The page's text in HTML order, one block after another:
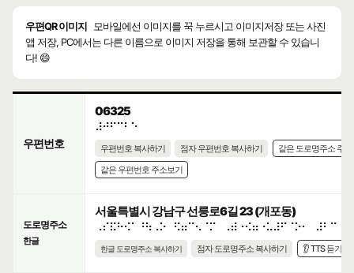
우편QR 이미지
모바일에선 이미지를 꾹 누르시고 이미지저장 또는 사진
앱 저장, PC에서는 다른 이름으로 이미지 저장을 통해 보관할 수 있습니
다! 😄
우편번호
06325
⠼⠚⠋⠉⠃⠑
우편번호 복사하기 점자 우편번호 복사하기
같은 도로명주소 주
같은 우편번호 주소보기
도로명주소
한글
서울특별시 강남구 선릉로6길 23 (개포동)
⠠⠎⠯⠓⠪⠁⠘⠳⠠⠕⠀⠫⠶⠉⠢⠈⠍⠀⠠⠾⠐⠪⠶⠐⠥⠼⠋⠈⠕⠂⠀⠼⠃⠉
한글 도로명주소 복사하기 점자 도로명주소 복사하기 👂 TTS 듣기